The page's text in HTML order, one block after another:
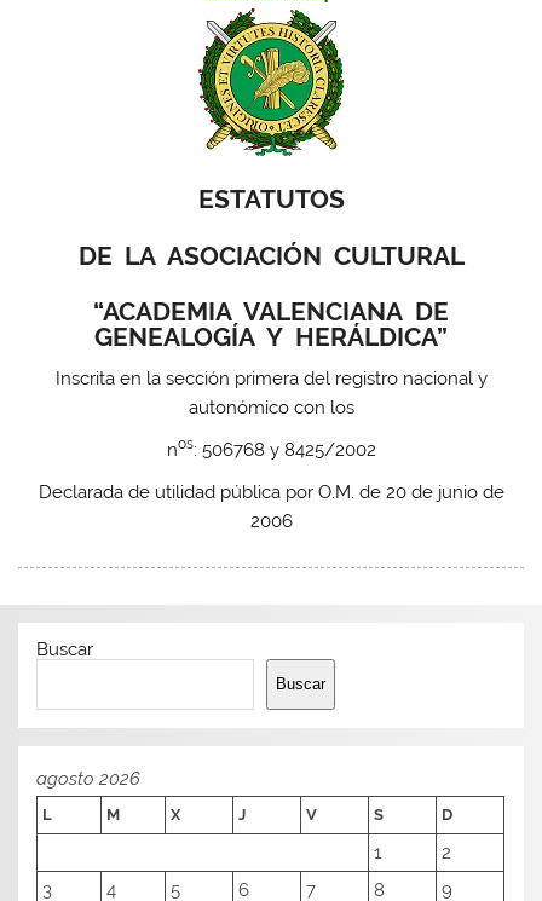
ESTATUTOS
DE LA ASOCIACIÓN CULTURAL
“ACADEMIA VALENCIANA DE
GENEALOGÍA Y HERÁLDICA”
Inscrita en la sección primera del registro nacional y
autonómico con los
nos: 506768 y 8425/2002
Declarada de utilidad pública por O.M. de 20 de junio de
2006
Buscar
Buscar
agosto 2026
L M X J V S D
1
2
3
4 5 6 7 8 9